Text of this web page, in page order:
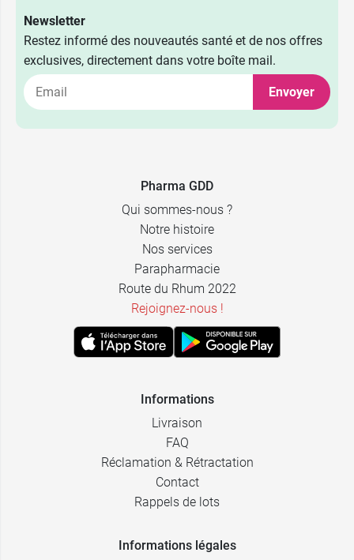
Newsletter
Restez informé des nouveautés santé et de nos offres
exclusives, directement dans votre boîte mail.
Envoyer
Pharma GDD
Qui sommes-nous ?
Notre histoire
Nos services
Parapharmacie
Route du Rhum 2022
Rejoignez-nous !
Informations
Livraison
FAQ
Réclamation & Rétractation
Contact
Rappels de lots
Informations légales